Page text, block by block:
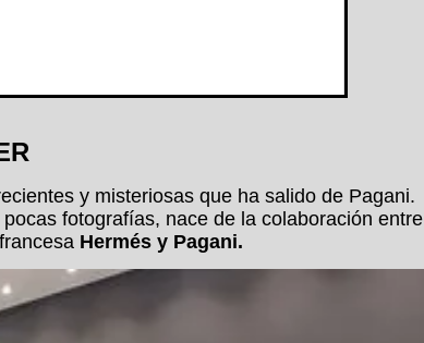
y misteriosas que ha salido de Pagani.
fotografías, nace de la colaboración entre
Hermés y Pagani.